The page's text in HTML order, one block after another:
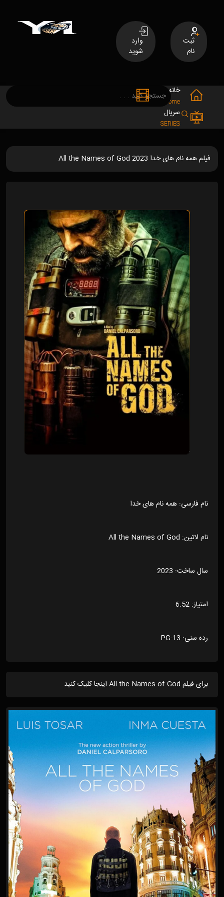
ثبت
نام
وارد
شوید
خانه
Home
سریال
SERIES
فیلم همه نام های خدا All the Names of God 2023
نام فارسی: همه نام های خدا
نام لاتین: All the Names of God
سال ساخت: 2023
امتیاز: 6.52
رده سنی: PG-13
برای فیلم All the Names of God اینجا کلیک کنید.